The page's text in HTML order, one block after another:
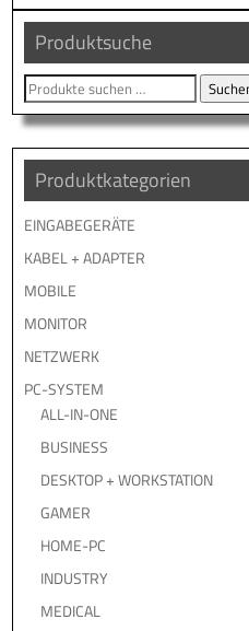
Produktsuche
Suche
nach:
Produktkategorien
EINGABEGERÄTE
KABEL + ADAPTER
MOBILE
MONITOR
NETZWERK
PC-SYSTEM
ALL-IN-ONE
BUSINESS
DESKTOP + WORKSTATION
GAMER
HOME-PC
INDUSTRY
MEDICAL